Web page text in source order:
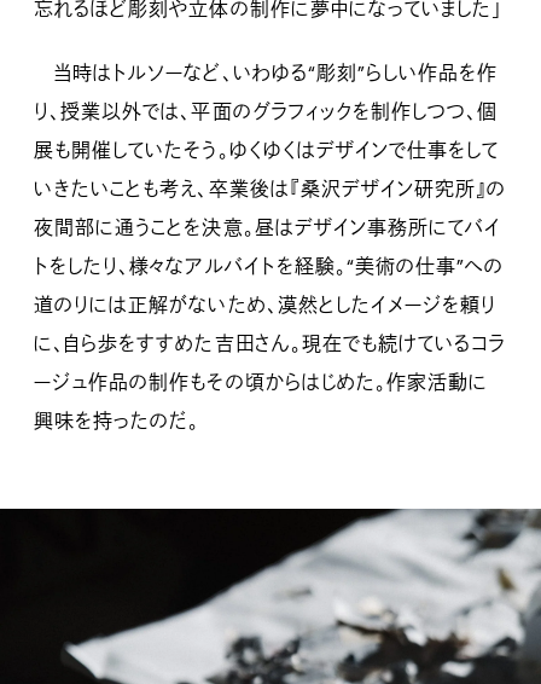
忘れるほど彫刻や立体の制作に夢中になっていました」
当時はトルソーなど、いわゆる“彫刻”らしい作品を作
り、授業以外では、平面のグラフィックを制作しつつ、個
展も開催していたそう。ゆくゆくはデザインで仕事をして
いきたいことも考え、卒業後は『桑沢デザイン研究所』の
夜間部に通うことを決意。昼はデザイン事務所にてバイ
トをしたり、様々なアルバイトを経験。“美術の仕事”への
道のりには正解がないため、漠然としたイメージを頼り
に、自ら歩をすすめた吉田さん。現在でも続けているコラ
ージュ作品の制作もその頃からはじめた。作家活動に
興味を持ったのだ。